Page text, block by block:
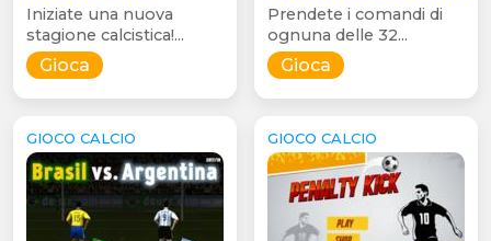
Iniziate una nuova
stagione calcistica!...
Gioca
Prendete i comandi di
ognuna delle 32...
Gioca
GIOCO CALCIO GIOCO CALCIO